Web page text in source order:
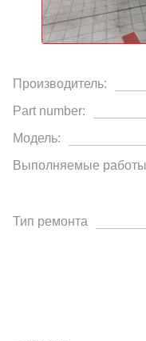
Производитель:
Part number:
Модель:
Выполняемые
Тип ремонта